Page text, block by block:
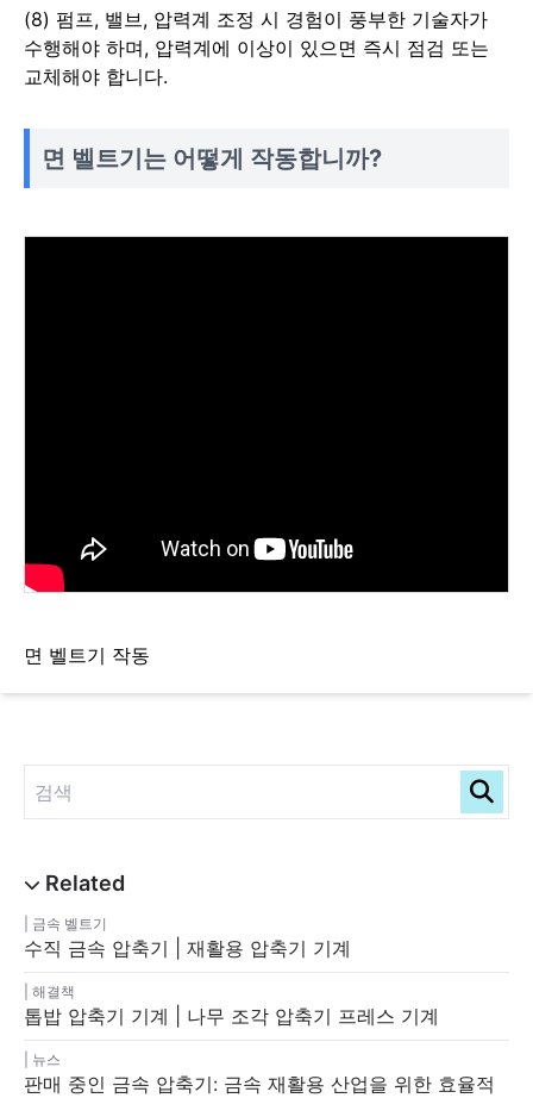
(8) 펌프, 밸브, 압력계 조정 시 경험이 풍부한 기술자가
수행해야 하며, 압력계에 이상이 있으면 즉시 점검 또는
교체해야 합니다.
면 벨트기는 어떻게 작동합니까?
면 벨트기 작동
금속 벨트기
수직 금속 압축기 | 재활용 압축기 기계
해결책
톱밥 압축기 기계 | 나무 조각 압축기 프레스 기계
뉴스
판매 중인 금속 압축기: 금속 재활용 산업을 위한 효율적